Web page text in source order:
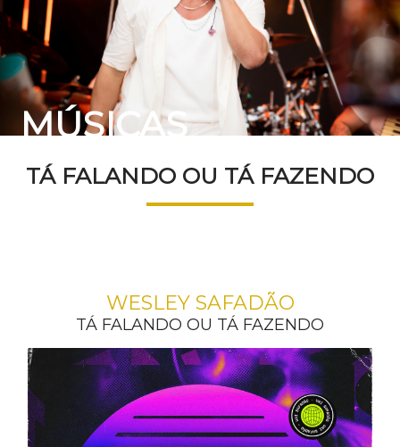
MÚSICAS
TÁ FALANDO OU TÁ FAZENDO
WESLEY SAFADÃO
TÁ FALANDO OU TÁ FAZENDO